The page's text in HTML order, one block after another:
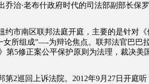
乔治·老布什政府时代的司法部副部长保罗
约市南区联邦法庭开庭，主要的是针对《
女所组成”—-为辩论焦点。联邦法官巴巴
第5修正案公平保护原则为法理，裁决美
第2巡回上诉法院。 2012年9月 27日开庭听